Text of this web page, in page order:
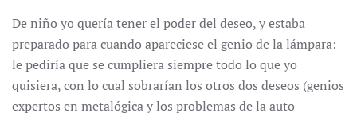
De niño yo quería tener el poder del deseo, y estaba
preparado para cuando apareciese el genio de la lámpara:
le pediría que se cumpliera siempre todo lo que yo
quisiera, con lo cual sobrarían los otros dos deseos (genios
expertos en metalógica y los problemas de la auto-